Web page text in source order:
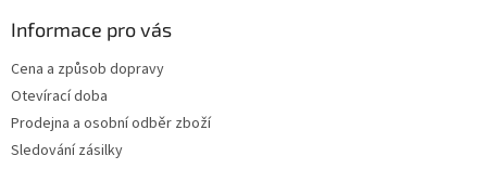
Informace pro vás
Cena a způsob dopravy
Otevírací doba
Prodejna a osobní odběr zboží
Sledování zásilky